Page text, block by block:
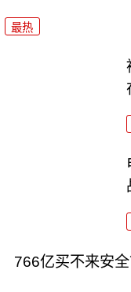
最热
766亿买不来安